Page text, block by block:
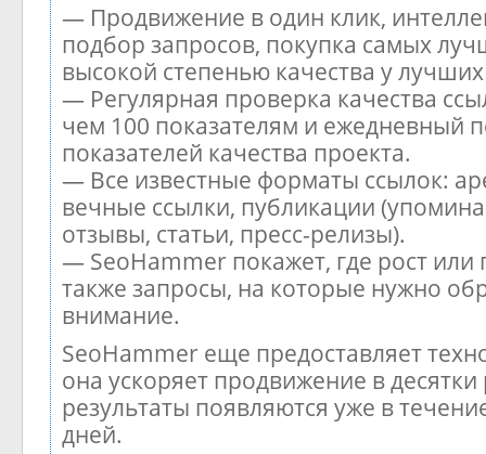
— Продвижение в один клик,
подбор запросов, покупка самых
высокой степенью качества у
— Регулярная проверка качества
чем 100 показателям и ежедневный
показателей качества проекта.
— Все известные форматы ссылок:
вечные ссылки, публикации
отзывы, статьи, пресс-релизы).
— SeoHammer покажет, где рост или
также запросы, на которые нужно
внимание.
SeoHammer еще предоставляет
она ускоряет продвижение в
результаты появляются уже в
дней.